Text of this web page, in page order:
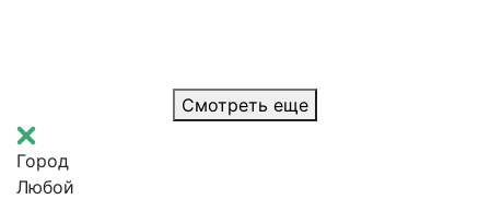
Смотреть еще
Город
Любой